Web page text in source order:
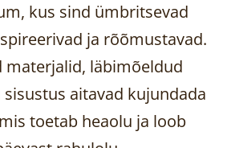
kus sind ümbritsevad
ja rõõmustavad.
materjalid, läbimõeldud
aitavad kujundada
toetab heaolu ja loob